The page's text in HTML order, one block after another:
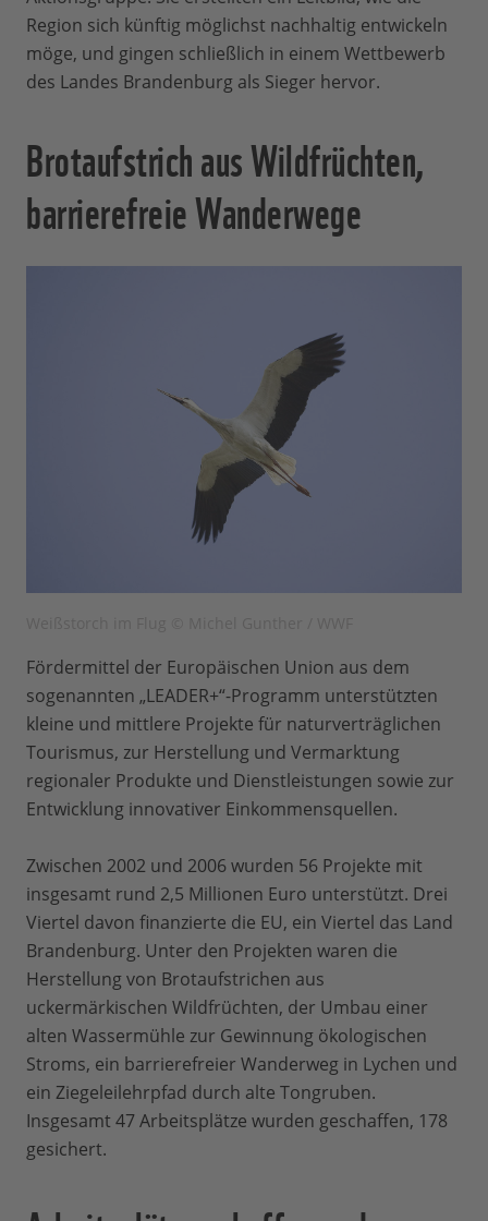
Region sich künftig möglichst nachhaltig entwickeln
möge, und gingen schließlich in einem Wettbewerb
des Landes Brandenburg als Sieger hervor.
Brotaufstrich aus Wildfrüchten,
barrierefreie Wanderwege
Fördermittel der Europäischen Union aus dem
sogenannten „LEADER+“-Programm unterstützten
kleine und mittlere Projekte für naturverträglichen
Tourismus, zur Herstellung und Vermarktung
regionaler Produkte und Dienstleistungen sowie zur
Entwicklung innovativer Einkommensquellen.
Zwischen 2002 und 2006 wurden 56 Projekte mit
insgesamt rund 2,5 Millionen Euro unterstützt. Drei
Viertel davon finanzierte die EU, ein Viertel das Land
Brandenburg. Unter den Projekten waren die
Herstellung von Brotaufstrichen aus
uckermärkischen Wildfrüchten, der Umbau einer
alten Wassermühle zur Gewinnung ökologischen
Stroms, ein barrierefreier Wanderweg in Lychen und
ein Ziegeleilehrpfad durch alte Tongruben.
Insgesamt 47 Arbeitsplätze wurden geschaffen, 178
gesichert.